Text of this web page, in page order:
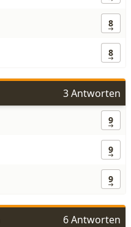
8
8
3 Antworten
9
9
9
6 Antworten